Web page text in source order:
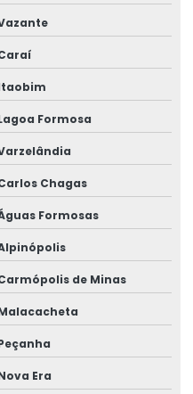
Formosa
Chagas
Formosas
de Minas
Era